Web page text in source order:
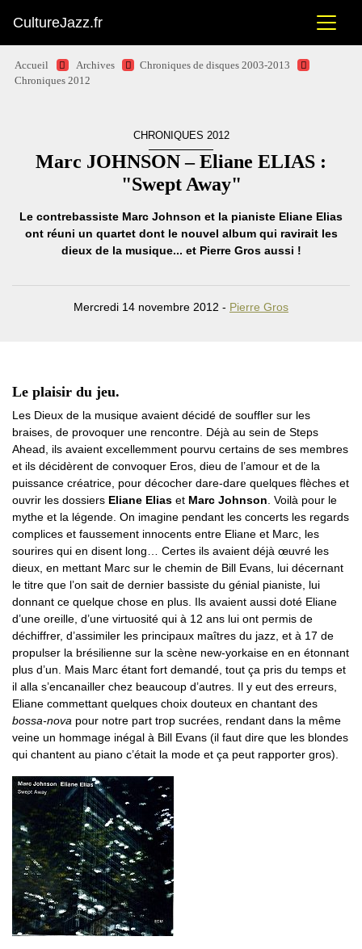
CultureJazz.fr
Accueil Archives
Chroniques de disques 2003-2013
Chroniques 2012
CHRONIQUES 2012
Marc JOHNSON – Eliane ELIAS :
"Swept Away"
Le contrebassiste Marc Johnson et la pianiste Eliane Elias
ont réuni un quartet dont le nouvel album qui ravirait les
dieux de la musique... et Pierre Gros aussi !
Mercredi 14 novembre 2012 - Pierre Gros
Le plaisir du jeu.
Les Dieux de la musique avaient décidé de souffler sur les
braises, de provoquer une rencontre. Déjà au sein de Steps
Ahead, ils avaient excellemment pourvu certains de ses membres
et ils décidèrent de convoquer Eros, dieu de l’amour et de la
puissance créatrice, pour décocher dare-dare quelques flèches et
ouvrir les dossiers Eliane Elias et Marc Johnson . Voilà pour le
mythe et la légende. On imagine pendant les concerts les regards
complices et faussement innocents entre Eliane et Marc, les
sourires qui en disent long… Certes ils avaient déjà œuvré les
dieux, en mettant Marc sur le chemin de Bill Evans, lui décernant
le titre que l’on sait de dernier bassiste du génial pianiste, lui
donnant ce quelque chose en plus. Ils avaient aussi doté Eliane
d’une oreille, d’une virtuosité qui à 12 ans lui ont permis de
déchiffrer, d’assimiler les principaux maîtres du jazz, et à 17 de
propulser la brésilienne sur la scène new-yorkaise en en étonnant
plus d’un. Mais Marc étant fort demandé, tout ça pris du temps et
il alla s’encanailler chez beaucoup d’autres. Il y eut des erreurs,
Eliane commettant quelques choix douteux en chantant des
bossa-nova pour notre part trop sucrées, rendant dans la même
veine un hommage inégal à Bill Evans (il faut dire que les blondes
qui chantent au piano c’était la mode et ça peut rapporter gros).